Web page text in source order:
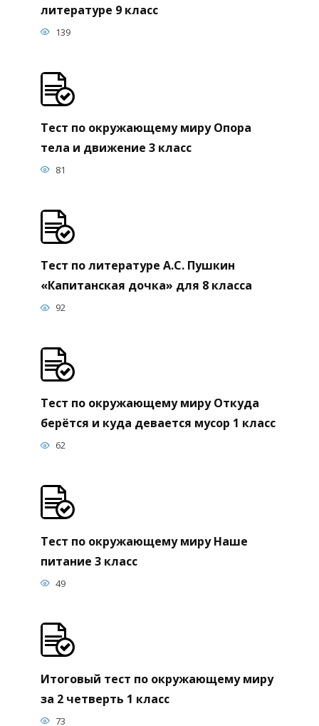
литературе 9 класс
139
Тест по окружающему миру Опора
тела и движение 3 класс
81
Тест по литературе А.С. Пушкин
«Капитанская дочка» для 8 класса
92
Тест по окружающему миру Откуда
берётся и куда девается мусор 1 класс
62
Тест по окружающему миру Наше
питание 3 класс
49
Итоговый тест по окружающему миру
за 2 четверть 1 класс
73